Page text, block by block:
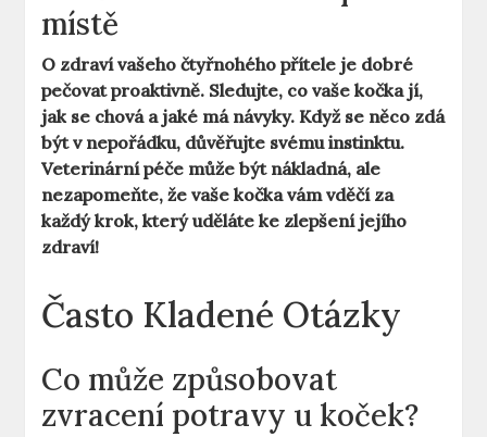
místě
O zdraví vašeho čtyřnohého přítele je dobré
pečovat proaktivně. Sledujte, co vaše kočka jí,
jak se chová a jaké má návyky. Když se něco zdá
být v nepořádku, důvěřujte svému instinktu.
Veterinární péče může být nákladná, ale
nezapomeňte, že vaše kočka vám vděčí za
každý krok, který uděláte ke zlepšení jejího
zdraví!
Často Kladené Otázky
Co může způsobovat
zvracení potravy u koček?